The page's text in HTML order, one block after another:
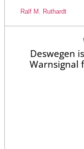
Ralf M. Ruthardt
Deswegen
Warnsignal